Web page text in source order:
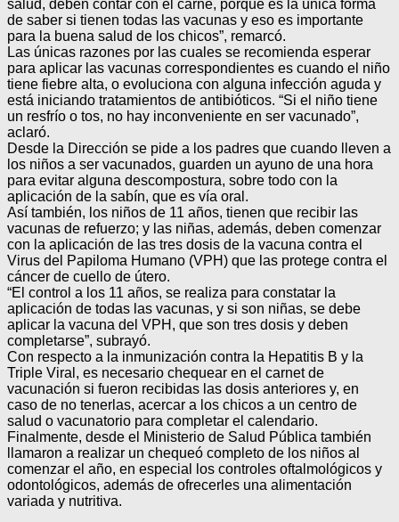
salud, deben contar con el carné, porque es la única forma
de saber si tienen todas las vacunas y eso es importante
para la buena salud de los chicos”, remarcó.
Las únicas razones por las cuales se recomienda esperar
para aplicar las vacunas correspondientes es cuando el niño
tiene fiebre alta, o evoluciona con alguna infección aguda y
está iniciando tratamientos de antibióticos. “Si el niño tiene
un resfrío o tos, no hay inconveniente en ser vacunado”,
aclaró.
Desde la Dirección se pide a los padres que cuando lleven a
los niños a ser vacunados, guarden un ayuno de una hora
para evitar alguna descompostura, sobre todo con la
aplicación de la sabín, que es vía oral.
Así también, los niños de 11 años, tienen que recibir las
vacunas de refuerzo; y las niñas, además, deben comenzar
con la aplicación de las tres dosis de la vacuna contra el
Virus del Papiloma Humano (VPH) que las protege contra el
cáncer de cuello de útero.
“El control a los 11 años, se realiza para constatar la
aplicación de todas las vacunas, y si son niñas, se debe
aplicar la vacuna del VPH, que son tres dosis y deben
completarse”, subrayó.
Con respecto a la inmunización contra la Hepatitis B y la
Triple Viral, es necesario chequear en el carnet de
vacunación si fueron recibidas las dosis anteriores y, en
caso de no tenerlas, acercar a los chicos a un centro de
salud o vacunatorio para completar el calendario.
Finalmente, desde el Ministerio de Salud Pública también
llamaron a realizar un chequeó completo de los niños al
comenzar el año, en especial los controles oftalmológicos y
odontológicos, además de ofrecerles una alimentación
variada y nutritiva.